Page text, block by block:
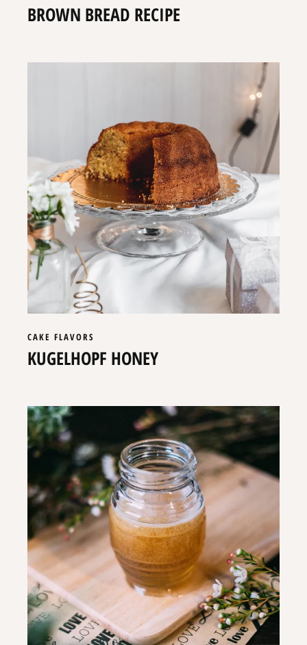
BROWN BREAD RECIPE
CAKEFLAVORS
KUGELHOPF HONEY